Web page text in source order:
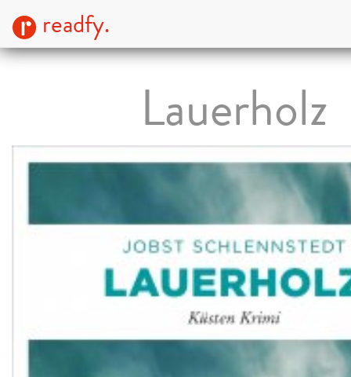
readfy.
Lauerholz